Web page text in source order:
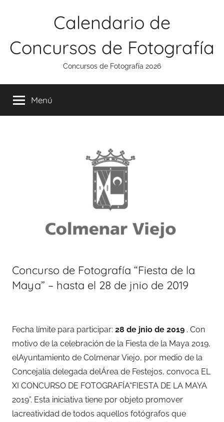
Calendario de
Concursos de Fotografía
Concursos de Fotografía 2026
Menú
Concurso de Fotografía “Fiesta de la
Maya” – hasta el 28 de jnio de 2019
Fecha límite para participar: 28 de jnio de 2019 . Con
motivo de la celebración de la Fiesta de la Maya 2019,
elAyuntamiento de Colmenar Viejo, por medio de la
Concejalía delegada delÁrea de Festejos, convoca EL
XI CONCURSO DE FOTOGRAFÍA“FIESTA DE LA MAYA
2019”. Esta iniciativa tiene por objeto promover
lacreatividad de todos aquellos fotógrafos que